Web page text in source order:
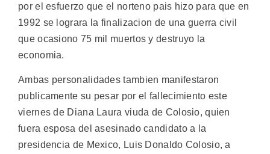
por el esfuerzo que el norteno pais hizo para que en
1992 se lograra la finalizacion de una guerra civil
que ocasiono 75 mil muertos y destruyo la
economia.
Ambas personalidades tambien manifestaron
publicamente su pesar por el fallecimiento este
viernes de Diana Laura viuda de Colosio, quien
fuera esposa del asesinado candidato a la
presidencia de Mexico, Luis Donaldo Colosio, a